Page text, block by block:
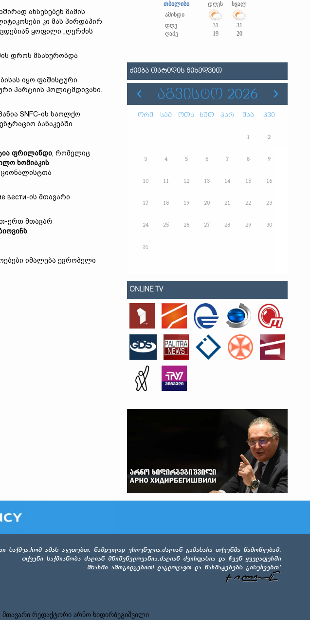
ახსენებენ მამის
კი მას პირდაპირ
ყოფილი „ღერძის
დროს მსახურობდა
იყო ფაშისტური
პარტიის პოლიტმდივანი.
SNFC-ის საოლქო
ბანაკებში.
ფრილანდი, რომელიც
ხომიაკის
вести-ის მთავარი
ერთ მთავარ
.
იმალება ევროპელი
თბილისი დღეს
ხვალ
ამინდი
დღე
31
31
ღამე
19 20
ᲫᲘᲔᲑᲐ ᲗᲐᲠᲘᲦᲘᲡ ᲛᲘᲮᲔᲓᲕᲘᲗ
ᲐᲒᲕᲘᲡᲢᲝ 2026
ორშ სამ ოთხ ხუთ პარ შაბ კვი
1 2
3 4 5 6 7 8 9
10 11 12 13 14 15 16
17 18 19 20 21 22 23
24 25 26 27 28 29 30
31
ONLINE TV
მთავარი რედაქტორი არნო ხიდირბეგიშვილი